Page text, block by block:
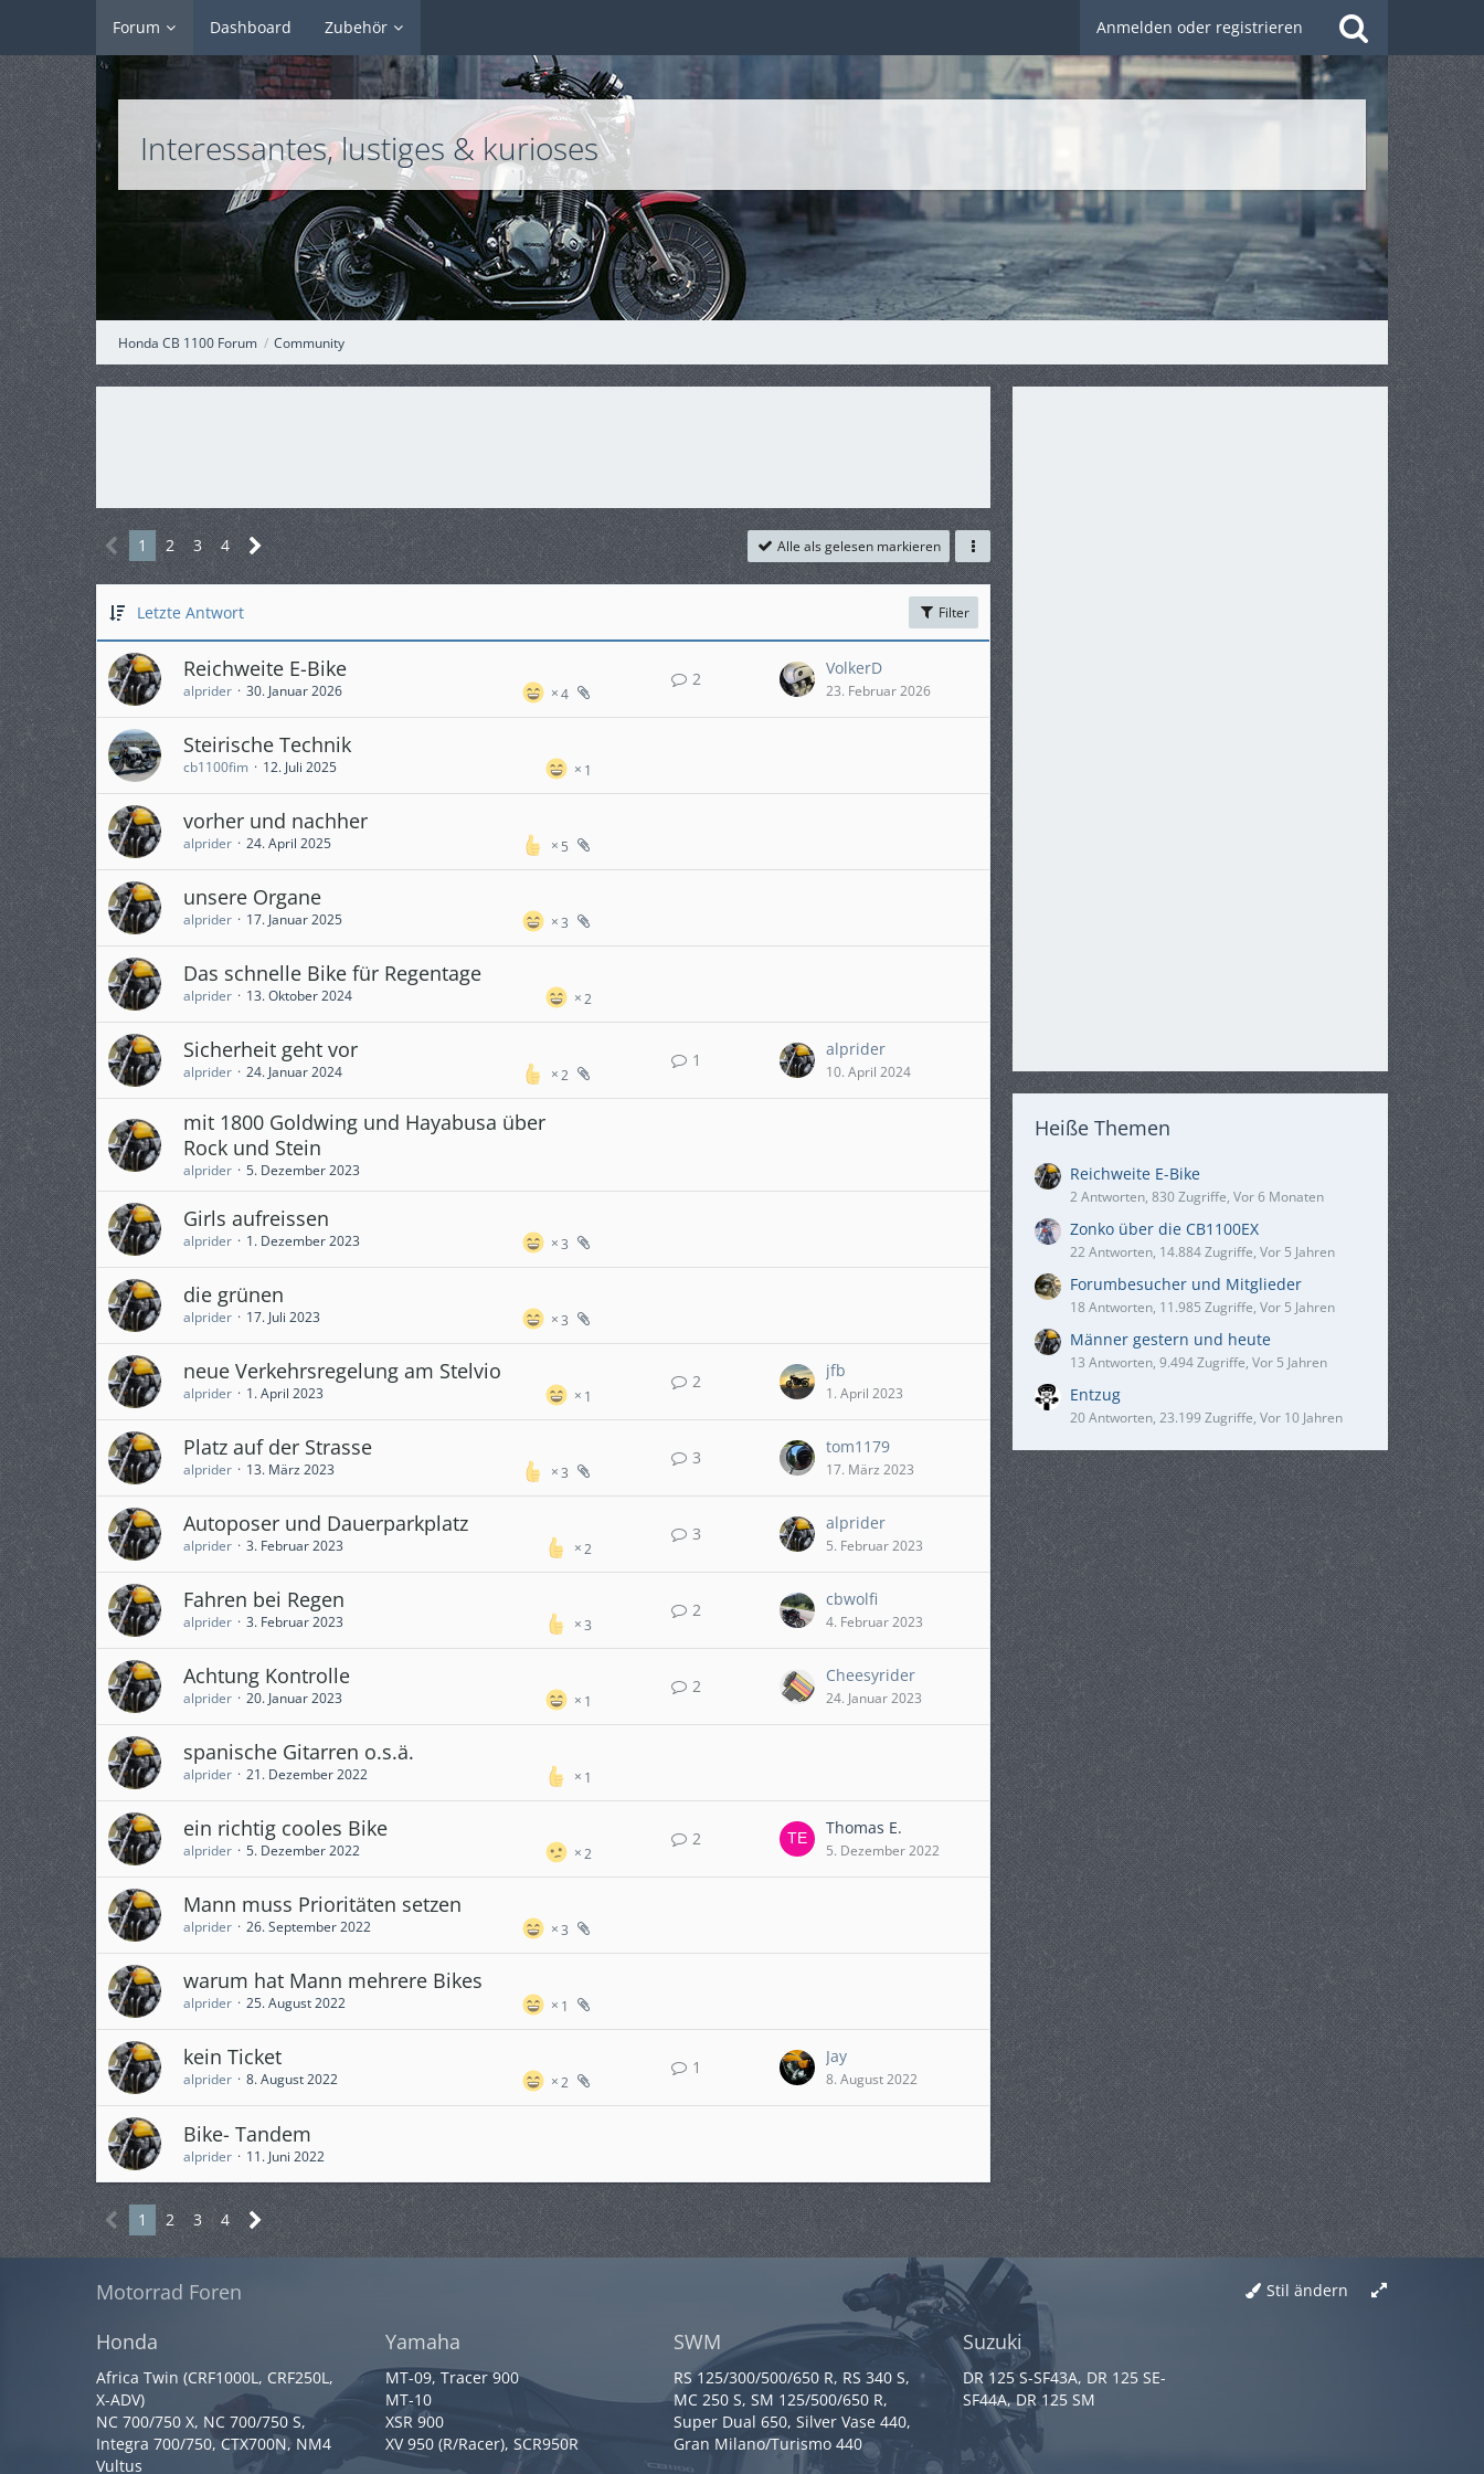
Forum Dashboard Zubehör Anmelden oder registrieren
Honda CB 1100 Forum Community
Interessantes, lustiges & kurioses
1 2 3 4 Alle als gelesen markieren
Letzte Antwort Filter
Reichweite E-Bike
4
alprider 30. Januar 2026
2
VolkerD
23. Februar 2026
Steirische Technik
1
cb1100fim 12. Juli 2025
vorher und nachher
5
alprider 24. April 2025
unsere Organe
3
alprider 17. Januar 2025
Das schnelle Bike für Regentage
2
alprider 13. Oktober 2024
Sicherheit geht vor
2
alprider 24. Januar 2024
1
alprider
10. April 2024
mit 1800 Goldwing und Hayabusa über
Rock und Stein
alprider 5. Dezember 2023
Girls aufreissen
3
alprider 1. Dezember 2023
die grünen
3
alprider 17. Juli 2023
neue Verkehrsregelung am Stelvio
1
alprider 1. April 2023
2
jfb
1. April 2023
Platz auf der Strasse
3
alprider 13. März 2023
3
tom1179
17. März 2023
Autoposer und Dauerparkplatz
2
alprider 3. Februar 2023
3
alprider
5. Februar 2023
Fahren bei Regen
3
alprider 3. Februar 2023
2
cbwolfi
4. Februar 2023
Achtung Kontrolle
1
alprider 20. Januar 2023
2
Cheesyrider
24. Januar 2023
spanische Gitarren o.s.ä.
1
alprider 21. Dezember 2022
ein richtig cooles Bike
2
alprider 5. Dezember 2022
2
Thomas E.
5. Dezember 2022
Mann muss Prioritäten setzen
3
alprider 26. September 2022
warum hat Mann mehrere Bikes
1
alprider 25. August 2022
kein Ticket
2
alprider 8. August 2022
1
Jay
8. August 2022
Bike- Tandem
alprider 11. Juni 2022
1 2 3 4
Heiße Themen
Reichweite E-Bike
2 Antworten, 830 Zugriffe, Vor 6 Monaten
Zonko über die CB1100EX
22 Antworten, 14.884 Zugriffe, Vor 5 Jahren
Forumbesucher und Mitglieder
18 Antworten, 11.985 Zugriffe, Vor 5 Jahren
Männer gestern und heute
13 Antworten, 9.494 Zugriffe, Vor 5 Jahren
Entzug
20 Antworten, 23.199 Zugriffe, Vor 10 Jahren
Stil ändern
Motorrad Foren
Honda
Africa Twin (CRF1000L, CRF250L,
X-ADV)
NC 700/750 X, NC 700/750 S,
Integra 700/750, CTX700N, NM4
Vultus
Yamaha
MT-09, Tracer 900
MT-10
XSR 900
XV 950 (R/Racer), SCR950R
SWM
RS 125/300/500/650 R, RS 340 S,
MC 250 S, SM 125/500/650 R,
Super Dual 650, Silver Vase 440,
Gran Milano/Turismo 440
Suzuki
DR 125 S-SF43A, DR 125 SE-
SF44A, DR 125 SM